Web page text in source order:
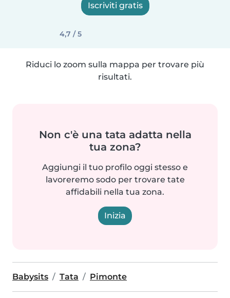
Iscriviti gratis
4,7 / 5
Riduci lo zoom sulla mappa per trovare più
risultati.
Non c'è una tata adatta nella
tua zona?
Aggiungi il tuo profilo oggi stesso e
lavoreremo sodo per trovare tate
affidabili nella tua zona.
Inizia
Babysits Tata Pimonte